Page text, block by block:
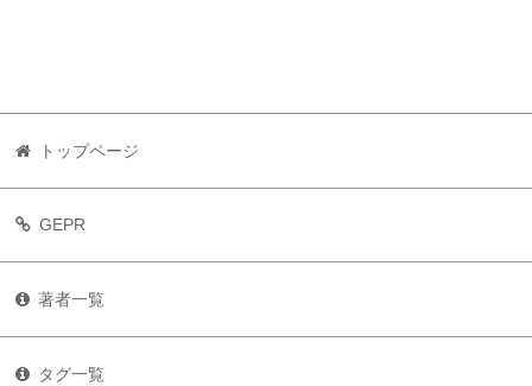
トップページ
GEPR
著者一覧
タグ一覧